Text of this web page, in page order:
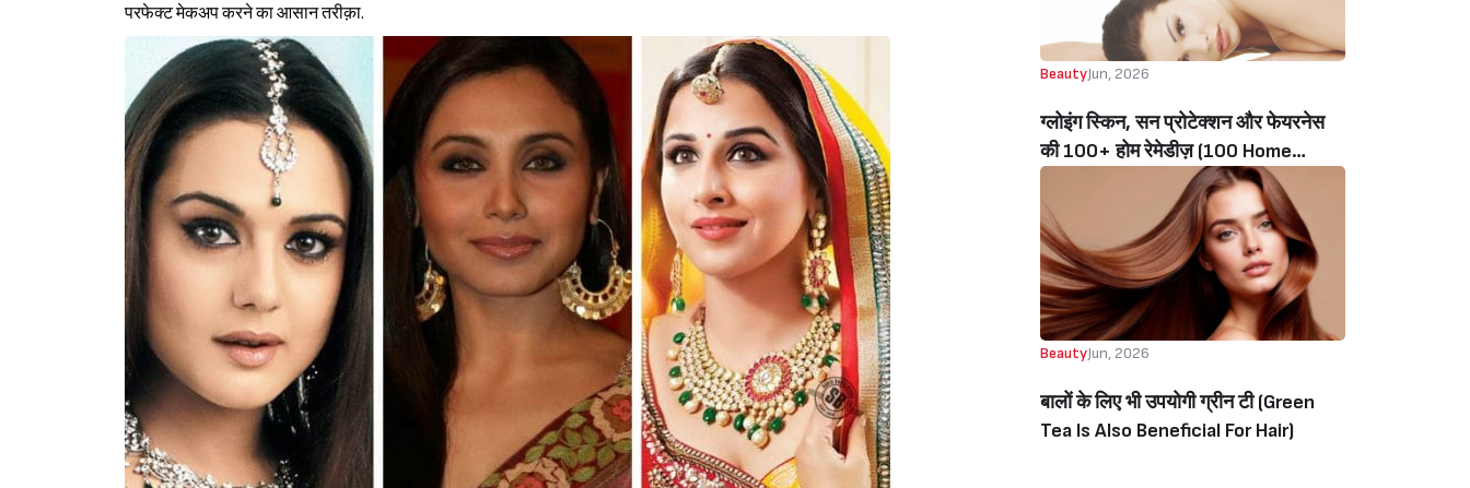
Sign in
परफेक्ट मेकअप करने का आसान तरीक़ा.
BeautyJun, 2026
ग्लोइंग स्किन, सन प्रोटेक्शन और फेयरनेस
की 100+ होम रेमेडीज़ (100 Home
Remedies For Glowing Skin, UV
Protection, Fairness, Dark Circles)
BeautyJun, 2026
बालों के लिए भी उपयोगी ग्रीन टी (Green
Tea Is Also Beneficial For Hair)